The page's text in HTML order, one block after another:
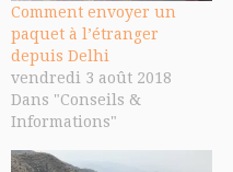
Comment envoyer un
paquet à l’étranger
depuis Delhi
vendredi 3 août 2018
Dans "Conseils &
Informations"